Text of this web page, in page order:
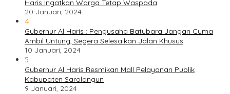
Haris Ingatkan Warga Tetap Waspada
20 Januari, 2024
4
Gubernur Al Haris : Pengusaha Batubara Jangan Cuma
Ambil Untung, Segera Selesaikan Jalan Khusus
10 Januari, 2024
5
Gubernur Al Haris Resmikan Mall Pelayanan Publik
Kabupaten Sarolangun
9 Januari, 2024